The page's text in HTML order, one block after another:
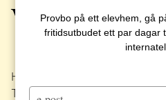
Vinnare ISA
Hurra för våra fantastiska
Technology Group! De är
Provbo på ett elevhem, gå
fritidsutbudet ett par dagar